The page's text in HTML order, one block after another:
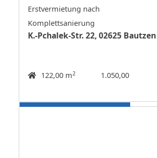
Erstvermietung nach
Komplettsanierung
K.-Pchalek-Str. 22, 02625 Bautzen
122,00 m2 1.050,00